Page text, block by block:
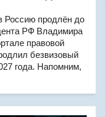
Россию продлён до
РФ Владимира
правовой
безвизовый
года. Напомним,